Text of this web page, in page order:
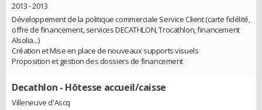
2013 - 2013
Développement de la politique commerciale Service Client (carte fidélité,
offre de financement, services DECATHLON, Trocathlon, financement
Alsolia...)
Création et Mise en place de nouveaux supports visuels
Proposition et gestion des dossiers de financement
Decathlon - Hôtesse accueil/caisse
Villeneuve d'Ascq